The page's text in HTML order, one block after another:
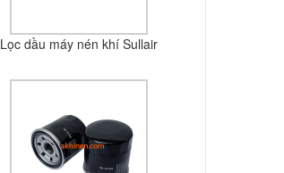
Lọc dầu máy nén khí Sullair